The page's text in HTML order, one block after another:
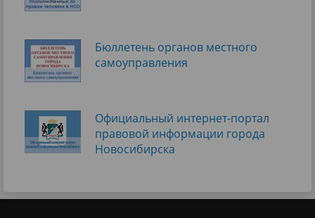
Бюллетень органов местного
самоуправления
Официальный интернет-портал
правовой информации города
Новосибирска